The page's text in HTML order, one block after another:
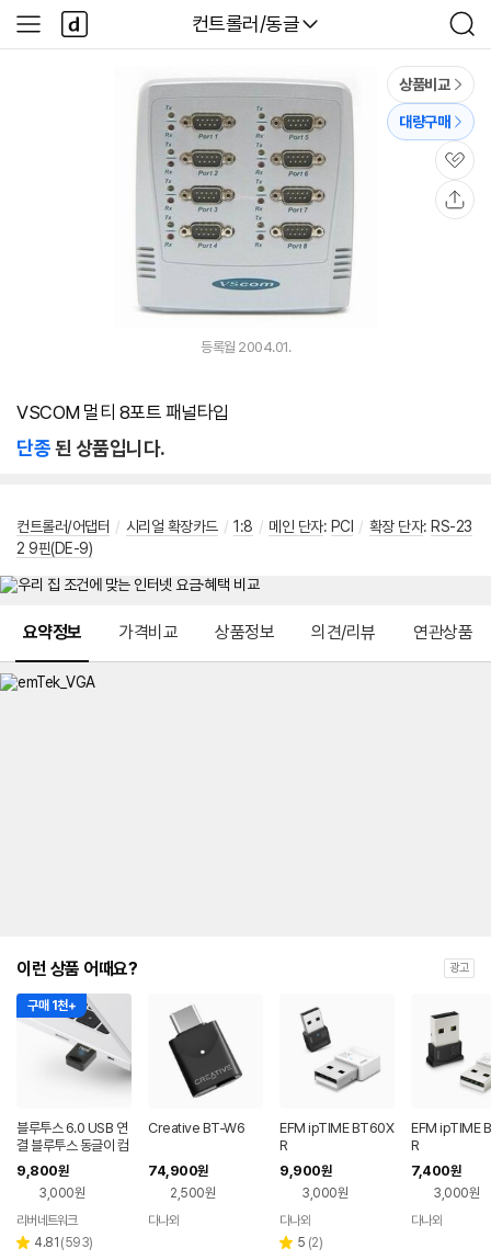
다나와
컨트롤러/동글
검
색
사
이
다
나
와
상품비교
대량구매
관
심
등록월 2004.01.
VSCOM 멀티 8포트 패널타입
단종된 상품입니다.
컨트롤러/어댑터 / 시리얼 확장카드 / 1:8 / 메인 단자: PCI / 확장 단자: RS-23
2 9핀(DE-9)
요약정보 가격비교 상품정보 의견/리뷰 연관상품
이런 상품 어때요? 광고
구매 1천+
블루투스 6.0 USB 연
결 블루투스 동글이 컴
퓨터 동글 이어폰 무선
수신기 어댑터 동그리
9,800원
3,000원
페이
리버네트워크
별 4.81 리
(593)
Creative BT-W6
74,900원
2,500원
다나와
EFM ipTIME BT60X
R
9,900원
3,000원
페이
다나와
별 5 리
(2)
EFM ipTIME
R
7,400원
3,000원
다나와